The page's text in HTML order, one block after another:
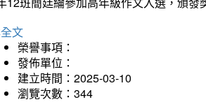
文
榮譽事項：
發佈單位：
建立時間：2025-03-10
瀏覽次數：344